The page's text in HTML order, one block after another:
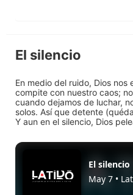
El silencio
En medio del ruido, Dios nos
compite con nuestro caos;
cuando dejamos de luchar,
solos. Así que detente
Y aun en el silencio, Dios